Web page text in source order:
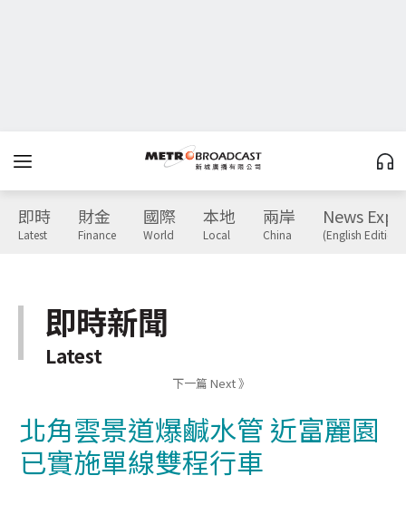
即時
Latest
財金
Finance
國際
World
本地
Local
兩岸
China
News
(English Edition)
即時新聞
Latest
下一篇 Next 》
北角雲景道爆鹹水管 近富麗園
已實施單線雙程行車